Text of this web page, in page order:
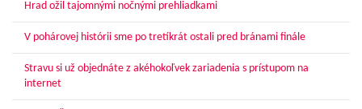
Hrad ožil tajomnými nočnými prehliadkami
V pohárovej histórii sme po tretíkrát ostali pred bránami finále
Stravu si už objednáte z akéhokoľvek zariadenia s prístupom na
internet